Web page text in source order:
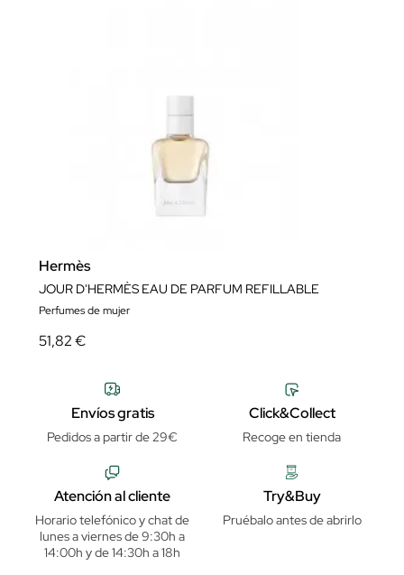
Hermès
JOUR D'HERMÈS EAU DE PARFUM REFILLABLE
Perfumes de mujer
51,82 €
Envíos gratis
Pedidos a partir de 29€
Click&Collect
Recoge en tienda
Atención al cliente
Horario telefónico y chat de
lunes a viernes de 9:30h a
14:00h y de 14:30h a 18h
Try&Buy
Pruébalo antes de abrirlo